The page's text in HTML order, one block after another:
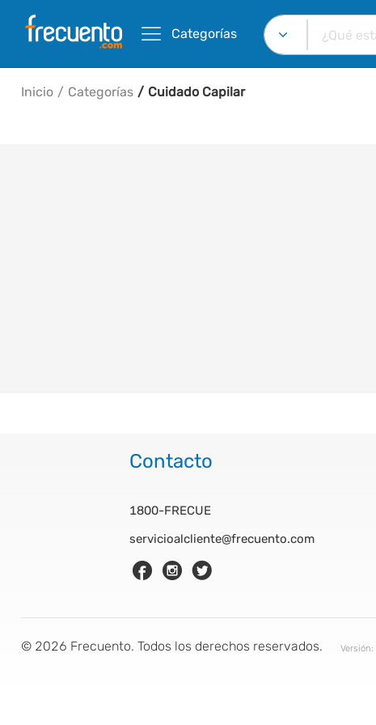
Categorías
Inicio Categorías Cuidado Capilar
Contacto
1800-FRECUE
servicioalcliente@frecuento.com
© 2026 Frecuento. Todos los derechos reservados. Versión: